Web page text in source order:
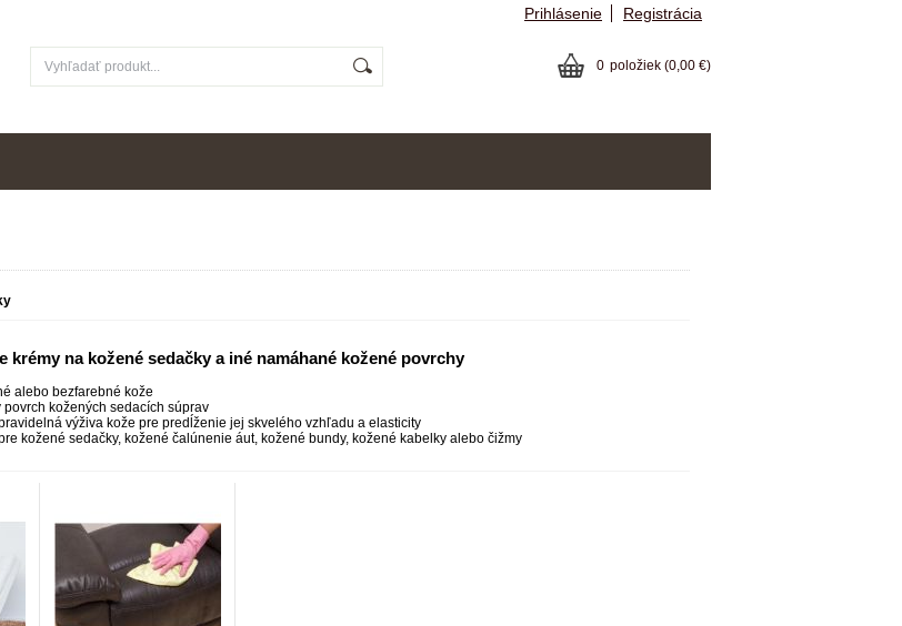
Prihlásenie Registrácia
0 položiek (0,00 €)
krémy na kožené sedačky a iné namáhané kožené povrchy
alebo bezfarebné kože
povrch kožených sedacích súprav
výživa kože pre predĺženie jej skvelého vzhľadu a elasticity
kožené sedačky, kožené čalúnenie áut, kožené bundy, kožené kabelky alebo čižmy